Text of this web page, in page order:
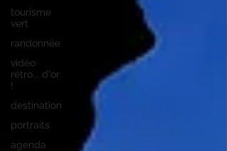
tourisme
vert
randonnée
vidéo
rétro... d'or
!
destination
portraits
agenda